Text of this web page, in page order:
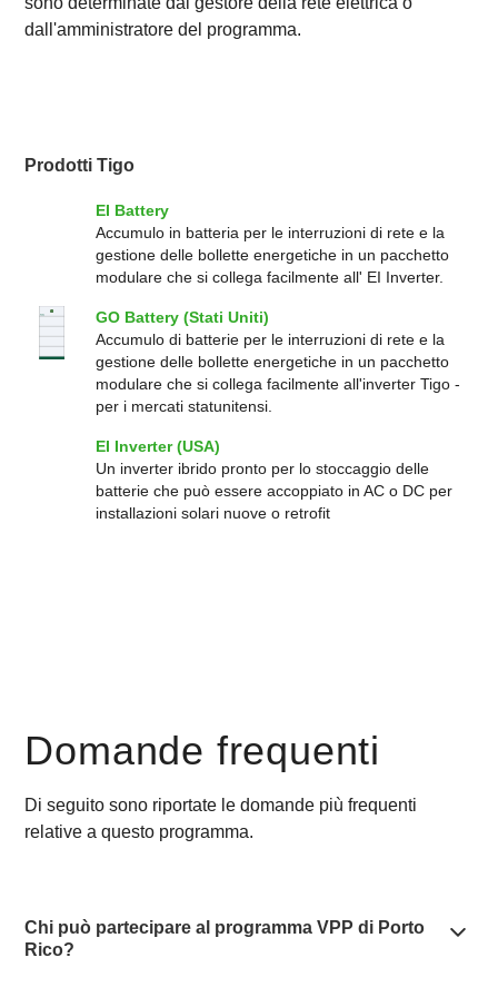
Prodotti Tigo
EI Battery
Accumulo in batteria per le interruzioni di rete e la
gestione delle bollette energetiche in un pacchetto
modulare che si collega facilmente all' EI Inverter.
GO Battery (Stati Uniti)
Accumulo di batterie per le interruzioni di rete e la
gestione delle bollette energetiche in un pacchetto
modulare che si collega facilmente all'inverter Tigo -
per i mercati statunitensi.
EI Inverter (USA)
Un inverter ibrido pronto per lo stoccaggio delle
batterie che può essere accoppiato in AC o DC per
installazioni solari nuove o retrofit
dall'amministratore del programma.
Domande frequenti
Di seguito sono riportate le domande più frequenti
relative a questo programma.
Chi può partecipare al programma VPP di Porto
Rico?